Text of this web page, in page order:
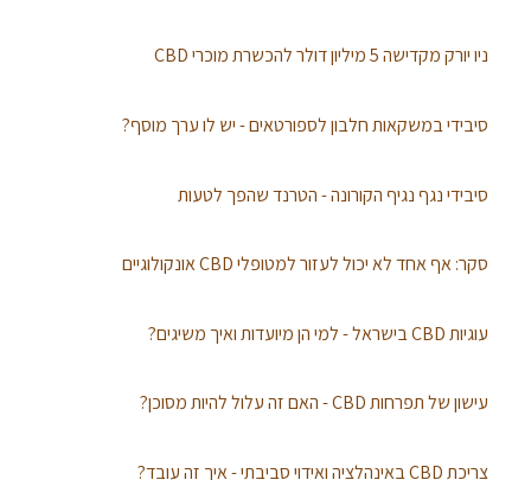
ניו יורק מקדישה 5 מיליון דולר להכשרת מוכרי CBD
סיבידי במשקאות חלבון לספורטאים - יש לו ערך מוסף?
סיבידי נגף נגיף הקורונה - הטרנד שהפך לטעות
סקר: אף אחד לא יכול לעזור למטופלי CBD אונקולוגיים
עוגיות CBD בישראל - למי הן מיועדות ואיך משיגים?
עישון של תפרחות CBD - האם זה עלול להיות מסוכן?
צריכת CBD באינהלציה ואידוי סביבתי - איך זה עובד?